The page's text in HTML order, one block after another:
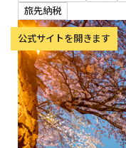
旅先納税